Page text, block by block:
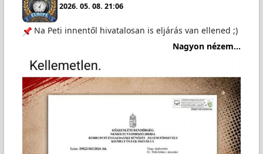
2026. 05. 08. 21:06
Na Peti innentől hivatalosan is eljárás van ellened ;)
Nagyon nézem...